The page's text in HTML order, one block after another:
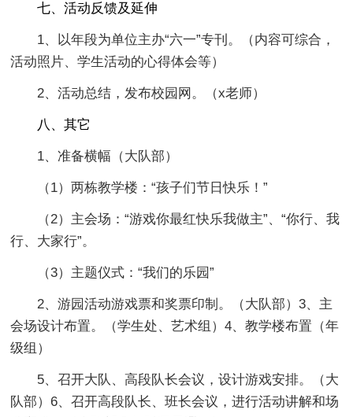
七、活动反馈及延伸
1、以年段为单位主办“六一”专刊。（内容可综合，
活动照片、学生活动的心得体会等）
2、活动总结，发布校园网。（x老师）
八、其它
1、准备横幅（大队部）
（1）两栋教学楼：“孩子们节日快乐！”
（2）主会场：“游戏你最红快乐我做主”、“你行、我
行、大家行”。
（3）主题仪式：“我们的乐园”
2、游园活动游戏票和奖票印制。（大队部）3、主
会场设计布置。（学生处、艺术组）4、教学楼布置（年
级组）
5、召开大队、高段队长会议，设计游戏安排。（大
队部）6、召开高段队长、班长会议，进行活动讲解和场